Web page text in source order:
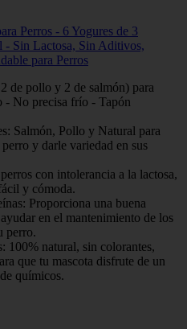
Perros - 6 Yogures de 3
- Sin Lactosa, Sin Aditivos,
para Perros
de pollo y 2 de salmón) para
- No precisa frío - Tapón
Salmón, Pollo y Natural para
y darle variedad en sus
con intolerancia a la lactosa,
y cómoda.
Proporciona una buena
en el mantenimiento de los
perro.
natural, sin colorantes,
que tu mascota disfrute de un
químicos.